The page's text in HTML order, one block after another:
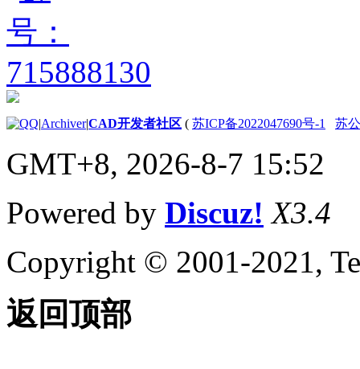
|Archiver|CAD开发者社区 ( 苏ICP备2022047690号-1 苏
GMT+8, 2026-8-7 15:52
Powered by Discuz! X3.4
Copyright © 2001-2021,
返回顶部